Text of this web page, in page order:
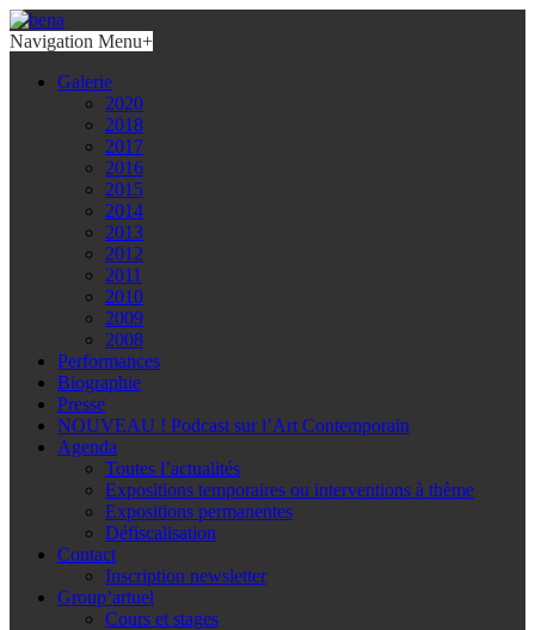
Navigation Menu+
Galerie
2020
2018
2017
2016
2015
2014
2013
2012
2011
2010
2009
2008
Performances
Biographie
Presse
NOUVEAU ! Podcast sur l’Art Contemporain
Agenda
Toutes l’actualités
Expositions temporaires ou interventions à thème
Expositions permanentes
Défiscalisation
Contact
Inscription newsletter
Group’artuel
Cours et stages